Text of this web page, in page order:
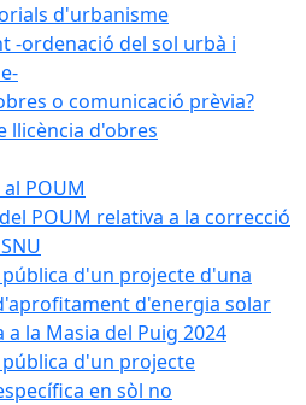
d'urbanisme
-ordenació del sol urbà i
o comunicació prèvia?
llicència d'obres
al POUM
POUM relativa a la correcció
d'un projecte d'una
d'energia solar
la Masia del Puig 2024
d'un projecte
en sòl no